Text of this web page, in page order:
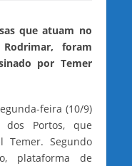
que atuam no
foram
por Temer
feira (10/9)
Portos, que
Temer. Segundo
plataforma de